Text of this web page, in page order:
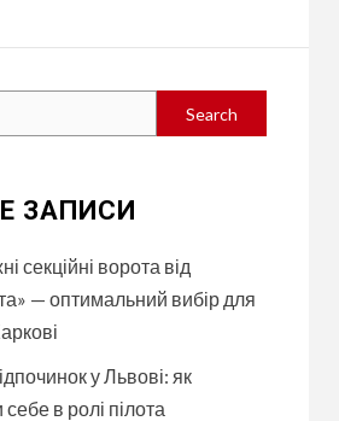
Search
ЗАПИСИ
секційні ворота від
— оптимальний вибір для
у Львові: як
в ролі пілота